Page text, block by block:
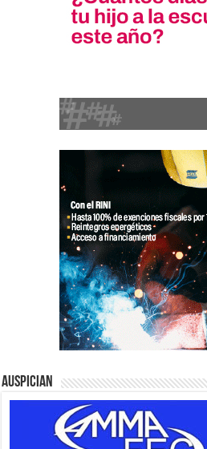
Auspician